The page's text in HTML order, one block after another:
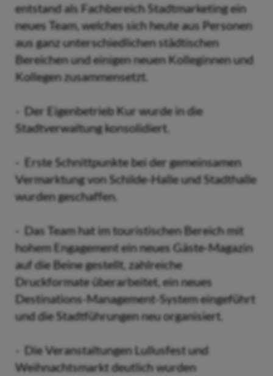
entstand als Fachbereich Stadtmarketing ein
neues Team, welches sich heute aus Personen
aus ganz unterschiedlichen städtischen
Bereichen und einigen neuen Kolleginnen und
Kollegen zusammensetzt.
- Der Eigenbetrieb Kur wurde in die
Stadtverwaltung konsolidiert.
- Erste Schnittpunkte bei der gemeinsamen
Vermarktung von Schilde-Halle und Stadthalle
wurden geschaffen.
- Das Team hat im touristischen Bereich mit
hohem Engagement ein neues Gäste-Magazin
auf die Beine gestellt, zahlreiche
Druckformate überarbeitet, ein neues
Destinations-Management-System eingeführt
und die Stadtführungen neu organisiert.
- Die Veranstaltungen Lullusfest und
Weihnachtsmarkt deutlich wurden